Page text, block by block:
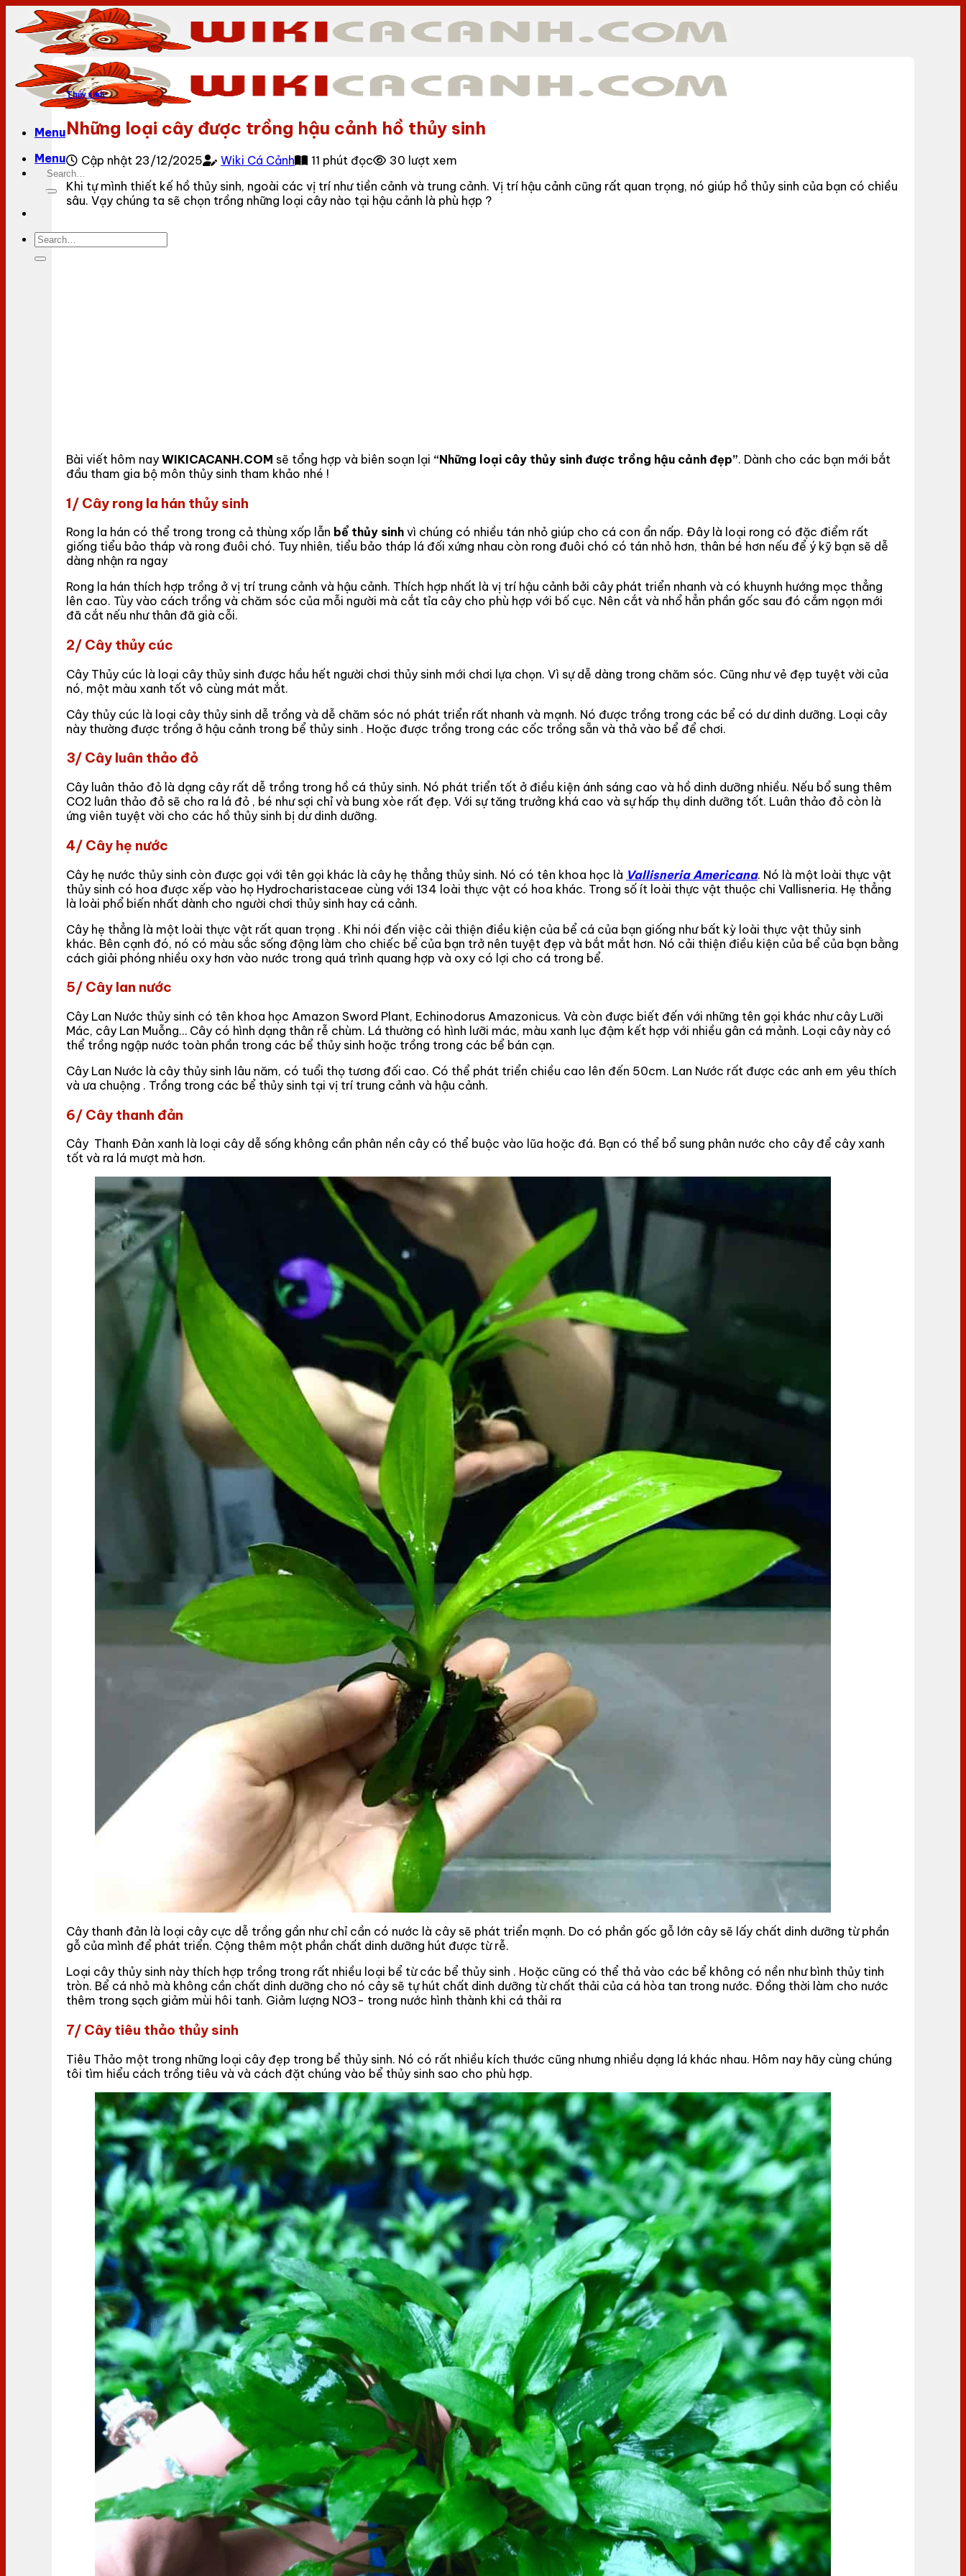
qua
Menu
Menu
Thủy sinh
Những loại cây được trồng hậu cảnh hồ thủy sinh
Cập nhật 23/12/2025 Wiki Cá Cảnh 11 phút đọc
30 lượt xem
Khi tự mình thiết kế hồ thủy sinh, ngoài các vị trí như tiền cảnh và trung cảnh. Vị trí hậu cảnh cũng rất quan trọng, nó giúp hồ thủy sinh của bạn có chiều
sâu. Vạy chúng ta sẽ chọn trồng những loại cây nào tại hậu cảnh là phù hợp ?
Bài viết hôm nay WIKICACANH.COM sẽ tổng hợp và biên soạn lại “Những loại cây thủy sinh được trồng hậu cảnh đẹp”. Dành cho các bạn mới bắt
đầu tham gia bộ môn thủy sinh tham khảo nhé !
1/ Cây rong la hán thủy sinh
Rong la hán có thể trong trong cả thùng xốp lẫn bể thủy sinh vì chúng có nhiều tán nhỏ giúp cho cá con ẩn nấp. Đây là loại rong có đặc điểm rất
giống tiểu bảo tháp và rong đuôi chó. Tuy nhiên, tiểu bảo tháp lá đối xứng nhau còn rong đuôi chó có tán nhỏ hơn, thân bé hơn nếu để ý kỹ bạn sẽ dễ
dàng nhận ra ngay
Rong la hán thích hợp trồng ở vị trí trung cảnh và hậu cảnh. Thích hợp nhất là vị trí hậu cảnh bởi cây phát triển nhanh và có khuynh hướng mọc thẳng
lên cao. Tùy vào cách trồng và chăm sóc của mỗi người mà cắt tỉa cây cho phù hợp với bố cục. Nên cắt và nhổ hẳn phần gốc sau đó cắm ngọn mới
đã cắt nếu như thân đã già cỗi.
2/ Cây thủy cúc
Cây Thủy cúc là loại cây thủy sinh được hầu hết người chơi thủy sinh mới chơi lựa chọn. Vì sự dễ dàng trong chăm sóc. Cũng như vẻ đẹp tuyệt vời của
nó, một màu xanh tốt vô cùng mát mắt.
Cây thủy cúc là loại cây thủy sinh dễ trồng và dễ chăm sóc nó phát triển rất nhanh và mạnh. Nó được trồng trong các bể có dư dinh dưỡng. Loại cây
này thường được trồng ở hậu cảnh trong bể thủy sinh . Hoặc được trồng trong các cốc trồng sẵn và thả vào bể để chơi.
3/ Cây luân thảo đỏ
Cây luân thảo đỏ là dạng cây rất dễ trồng trong hồ cá thủy sinh. Nó phát triển tốt ở điều kiện ánh sáng cao và hồ dinh dưỡng nhiều. Nếu bổ sung thêm
CO2 luân thảo đỏ sẽ cho ra lá đỏ , bé như sợi chỉ và bung xòe rất đẹp. Với sự tăng trưởng khá cao và sự hấp thụ dinh dưỡng tốt. Luân thảo đỏ còn là
ứng viên tuyệt vời cho các hồ thủy sinh bị dư dinh dưỡng.
4/ Cây hẹ nước
Cây hẹ nước thủy sinh còn được gọi với tên gọi khác là cây hẹ thẳng thủy sinh. Nó có tên khoa học là Vallisneria Americana. Nó là một loài thực vật
thủy sinh có hoa được xếp vào họ Hydrocharistaceae cùng với 134 loài thực vật có hoa khác. Trong số ít loài thực vật thuộc chi Vallisneria. Hẹ thẳng
là loài phổ biến nhất dành cho người chơi thủy sinh hay cá cảnh.
Cây hẹ thẳng là một loài thực vật rất quan trọng . Khi nói đến việc cải thiện điều kiện của bể cá của bạn giống như bất kỳ loài thực vật thủy sinh
khác. Bên cạnh đó, nó có màu sắc sống động làm cho chiếc bể của bạn trở nên tuyệt đẹp và bắt mắt hơn. Nó cải thiện điều kiện của bể của bạn bằng
cách giải phóng nhiều oxy hơn vào nước trong quá trình quang hợp và oxy có lợi cho cá trong bể.
5/ Cây lan nước
Cây Lan Nước thủy sinh có tên khoa học Amazon Sword Plant, Echinodorus Amazonicus. Và còn được biết đến với những tên gọi khác như cây Lưỡi
Mác, cây Lan Muỗng… Cây có hình dạng thân rễ chùm. Lá thường có hình lưỡi mác, màu xanh lục đậm kết hợp với nhiều gân cá mảnh. Loại cây này có
thể trồng ngập nước toàn phần trong các bể thủy sinh hoặc trồng trong các bể bán cạn.
Cây Lan Nước là cây thủy sinh lâu năm, có tuổi thọ tương đối cao. Có thể phát triển chiều cao lên đến 50cm. Lan Nước rất được các anh em yêu thích
và ưa chuộng . Trồng trong các bể thủy sinh tại vị trí trung cảnh và hậu cảnh.
6/ Cây thanh đản
Cây Thanh Đản xanh là loại cây dễ sống không cần phân nền cây có thể buộc vào lũa hoặc đá. Bạn có thể bổ sung phân nước cho cây để cây xanh
tốt và ra lá mượt mà hơn.
Cây thanh đản là loại cây cực dễ trồng gần như chỉ cần có nước là cây sẽ phát triển mạnh. Do có phần gốc gỗ lớn cây sẽ lấy chất dinh dưỡng từ phần
gỗ của mình để phát triển. Cộng thêm một phần chất dinh dưỡng hút được từ rễ.
Loại cây thủy sinh này thích hợp trồng trong rất nhiều loại bể từ các bể thủy sinh . Hoặc cũng có thể thả vào các bể không có nền như bình thủy tinh
tròn. Bể cá nhỏ mà không cần chất dinh dưỡng cho nó cây sẽ tự hút chất dinh dưỡng từ chất thải của cá hòa tan trong nước. Đồng thời làm cho nước
thêm trong sạch giảm mùi hôi tanh. Giảm lượng NO3- trong nước hình thành khi cá thải ra
7/ Cây tiêu thảo thủy sinh
Tiêu Thảo một trong những loại cây đẹp trong bể thủy sinh. Nó có rất nhiều kích thước cũng nhưng nhiều dạng lá khác nhau. Hôm nay hãy cùng chúng
tôi tìm hiểu cách trồng tiêu và và cách đặt chúng vào bể thủy sinh sao cho phù hợp.